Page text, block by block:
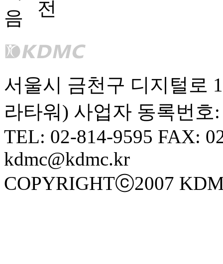
서울시 금천구 디지털로
라타워) 사업자 동록번호:
TEL: 02-814-9595 FAX:
kdmc@kdmc.kr
COPYRIGHTⓒ2007